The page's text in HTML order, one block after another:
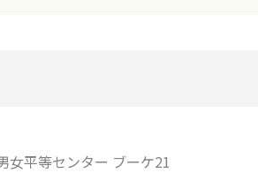
平等センター ブーケ21